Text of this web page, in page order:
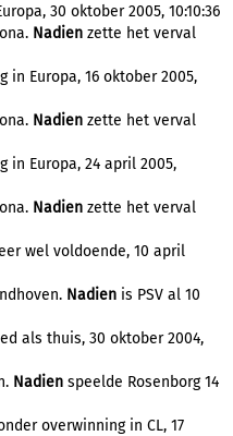
30 oktober 2005, 10:10:36
Nadien zette het verval
in Europa, 16 oktober 2005,
Nadien zette het verval
in Europa, 24 april 2005,
Nadien zette het verval
wel voldoende, 10 april
Nadien is PSV al 10
als thuis, 30 oktober 2004,
Nadien speelde Rosenborg 14
overwinning in CL, 17